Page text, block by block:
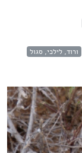
ורוד, לילכי, סגול